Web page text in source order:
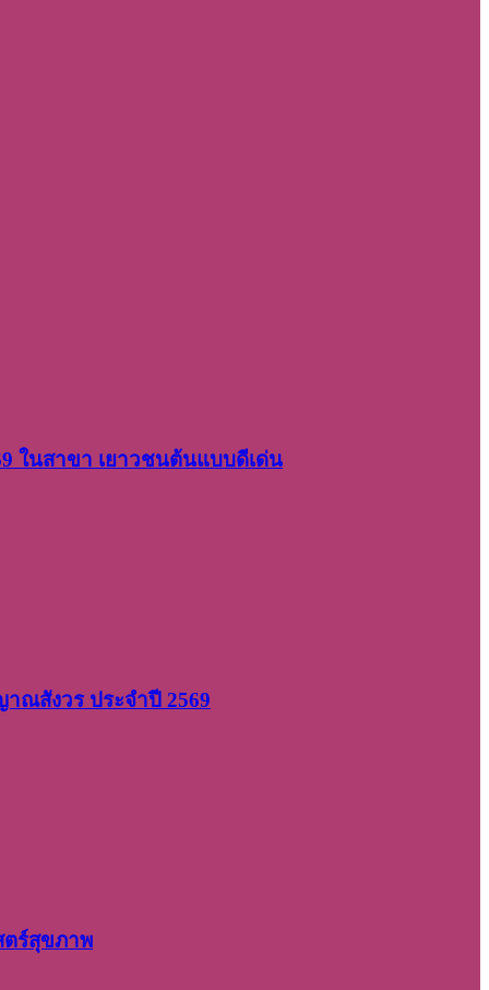
ในสาขา เยาวชนต้นแบบดีเด่น
ณสังวร ประจำปี 2569
ตร์สุขภาพ